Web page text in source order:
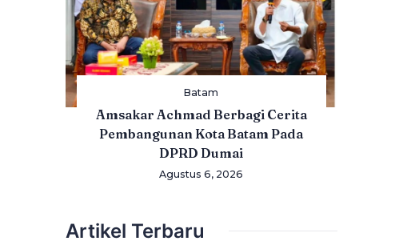
Batam
Amsakar Achmad Berbagi Cerita
Pembangunan Kota Batam Pada
DPRD Dumai
Agustus 6, 2026
Artikel Terbaru